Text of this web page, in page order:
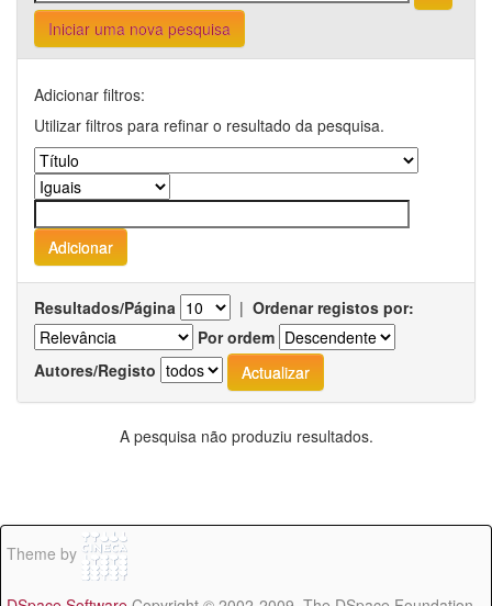
Iniciar uma nova pesquisa
Adicionar filtros:
Utilizar filtros para refinar o resultado da pesquisa.
Resultados/Página | Ordenar registos por:
Por ordem
Autores/Registo
A pesquisa não produziu resultados.
Theme by